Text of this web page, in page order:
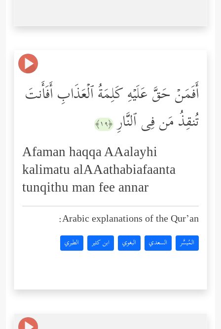
أَفَمَنۡ حَقَّ عَلَیۡهِ كَلِمَةُ ٱلۡعَذَابِ أَفَأَنتَ
تُنقِذُ مَن فِی ٱلنَّارِ ﴿١٩﴾
Afaman haqqa AAalayhi
kalimatu alAAathabiafaanta
tunqithu man fee annar
Arabic explanations of the Qur’an:
المُيسَّر السعدي البغوي ابن كثير الطبري